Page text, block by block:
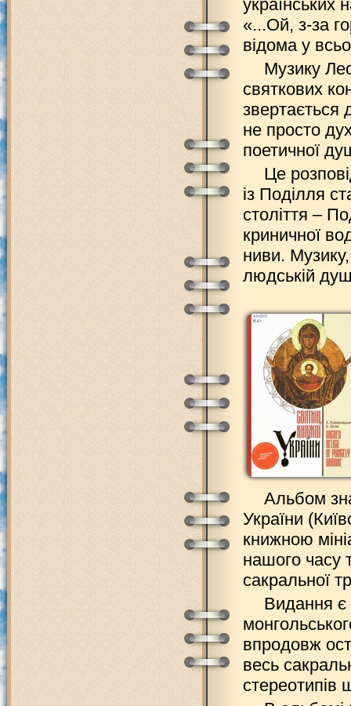
українських
«...Ой, з-за
відома у
Музику
святкових
звертається
не просто
поетичної
Це
із Поділля
століття –
криничної
ниви.
людській
Альбом
України
книжною
нашого часу
сакральної
Видання є
впродовж
весь
стереотипів